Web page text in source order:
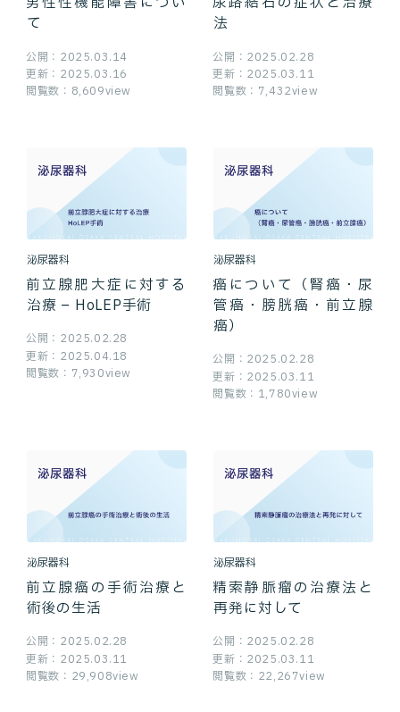
て
公開：2025.03.14
更新：2025.03.16
閲覧数：8,609view
法
公開：2025.02.28
更新：2025.03.11
閲覧数：7,432view
泌尿器科
前立腺肥大症に対する
治療 – HoLEP手術
公開：2025.02.28
更新：2025.04.18
閲覧数：7,930view
泌尿器科
癌について（腎癌・尿
管癌・膀胱癌・前立腺
癌）
公開：2025.02.28
更新：2025.03.11
閲覧数：1,780view
泌尿器科
前立腺癌の手術治療と
術後の生活
公開：2025.02.28
更新：2025.03.11
閲覧数：29,908view
泌尿器科
精索静脈瘤の治療法と
再発に対して
公開：2025.02.28
更新：2025.03.11
閲覧数：22,267view